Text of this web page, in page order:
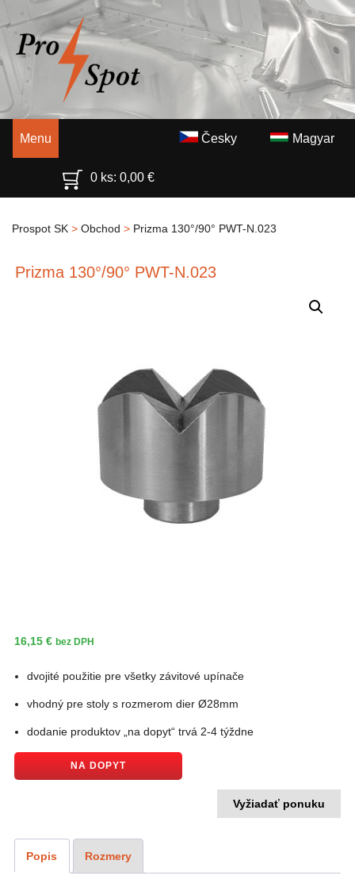
Menu Magyar
Česky
0 ks:0,00€
Prospot SK > Obchod > Prizma 130°/90° PWT-N.023
Prizma 130°/90° PWT-N.023
16,15 € bez DPH
dvojité použitie pre všetky závitové upínače
vhodný pre stoly s rozmerom dier Ø28mm
dodanie produktov „na dopyt“ trvá 2-4 týždne
NA DOPYT
Vyžiadať ponuku
Popis Rozmery